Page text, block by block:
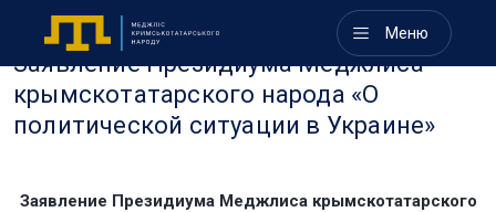
Меню
Заявление Президиума Меджлиса
крымскотатарского народа «О
политической ситуации в Украине»
Заявление Президиума Меджлиса крымскотатарского